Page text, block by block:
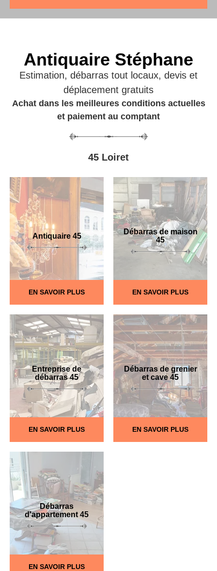
Antiquaire Stéphane
Estimation, débarras tout locaux, devis et
déplacement gratuits
Achat dans les meilleures conditions actuelles
et paiement au comptant
45 Loiret
Antiquaire 45
EN SAVOIR PLUS
Débarras de maison
45
EN SAVOIR PLUS
Entreprise de
débarras 45
EN SAVOIR PLUS
Débarras de grenier
et cave 45
EN SAVOIR PLUS
Débarras
d'appartement 45
EN SAVOIR PLUS